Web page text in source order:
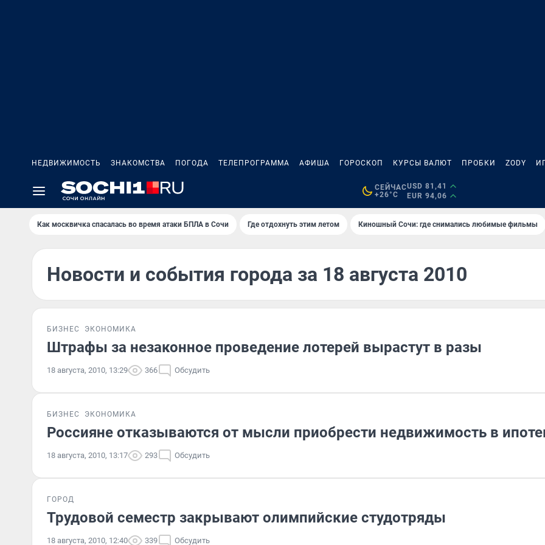
НЕДВИЖИМОСТЬ ЗНАКОМСТВА ПОГОДА ТЕЛЕПРОГРАММА АФИША ГОРОСКОП КУРСЫ ВАЛЮТ ПРОБКИ ZODY
СЕЙЧАС
+26°C
USD 81,41
EUR 94,06
Как москвичка спасалась во время атаки БПЛА в Сочи Где отдохнуть этим летом Киношный Сочи: где снимались любимые фильмы
Новости и события города за 18 августа 2010
БИЗНЕС ЭКОНОМИКА
Штрафы за незаконное проведение лотерей вырастут в разы
18 августа, 2010, 13:29 366 Обсудить
БИЗНЕС ЭКОНОМИКА
Россияне отказываются от мысли приобрести недвижимость в
18 августа, 2010, 13:17 293 Обсудить
ГОРОД
Трудовой семестр закрывают олимпийские студотряды
18 августа, 2010, 12:40 339 Обсудить